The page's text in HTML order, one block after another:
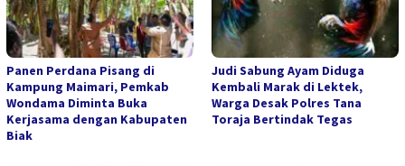
Panen Perdana Pisang di
Kampung Maimari, Pemkab
Wondama Diminta Buka
Kerjasama dengan Kabupaten
Biak
Judi Sabung Ayam Diduga
Kembali Marak di Lektek,
Warga Desak Polres Tana
Toraja Bertindak Tegas